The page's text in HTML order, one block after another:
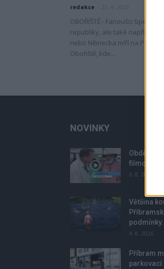
redakce
OBOŘIŠTĚ - Fanoušci šipek ze
republiky, ale také například
nebo Německa míří na
Obořiště, kde...
NOVINKY
Obděnice
filmovou
6. 8. 2026
Většina
podmínky.
4. 8. 2026
Příbram
parkovací